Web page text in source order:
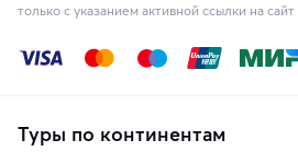
только с указанием активной ссылки на сайт
Туры по континентам